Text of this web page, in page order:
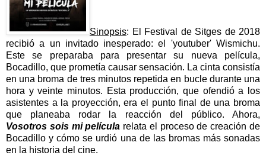
Sinopsis: El Festival de Sitges de 2018
recibió a un invitado inesperado: el 'youtuber' Wismichu.
Este se preparaba para presentar su nueva película,
Bocadillo, que prometía causar sensación. La cinta consistía
en una broma de tres minutos repetida en bucle durante una
hora y veinte minutos. Esta producción, que ofendió a los
asistentes a la proyección, era el punto final de una broma
que planeaba rodar la reacción del público. Ahora,
Vosotros sois mi película relata el proceso de creación de
Bocadillo y cómo se urdió una de las bromas más sonadas
en la historia del cine.